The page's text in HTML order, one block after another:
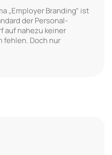
„Employer Branding“ ist
der Personal-
auf nahezu keiner
fehlen. Doch nur